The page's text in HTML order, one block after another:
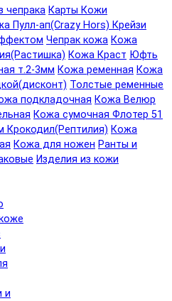
чепрака Карты Кожи
Пулл-ап(Crazy Hors) Крейзи
Чепрак кожа Кожа
Кожа Краст Юфть
т.2-3мм Кожа ременная Кожа
Толстые ременные
подкладочная Кожа Велюр
Кожа сумочная Флотер 51
Крокодил(Рептилия) Кожа
Кожа для ножен Ранты и
Изделия из кожи
и